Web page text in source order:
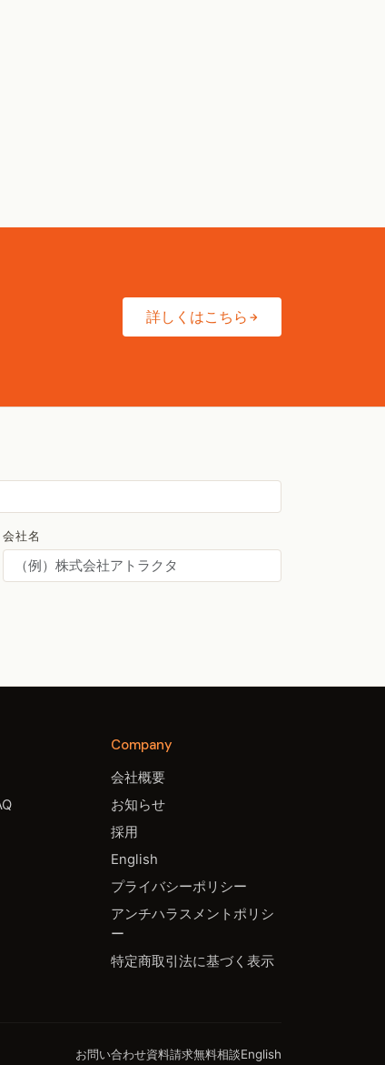
詳しくはこちら
会社名
Company
会社概要
お知らせ
採用
English
プライバシーポリシー
アンチハラスメントポリシ
ー
特定商取引法に基づく表示
お問い合わせ資料請求無料相談English